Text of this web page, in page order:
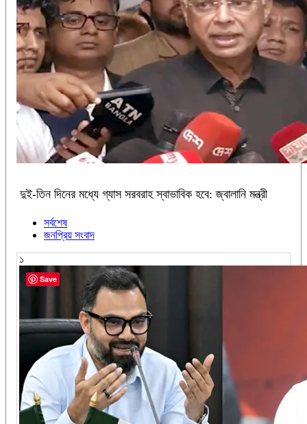
দুই-তিন দিনের মধ্যে গ্যাস সরবরাহ স্বাভাবিক হবে: জ্বালানি মন্ত্রী
সর্বশেষ
জনপ্রিয় সংবাদ
১
Save